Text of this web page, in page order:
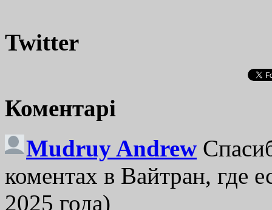
Twitter
Коментарі
Mudruy Andrew
коментах в Вайтран, где
2025 года)